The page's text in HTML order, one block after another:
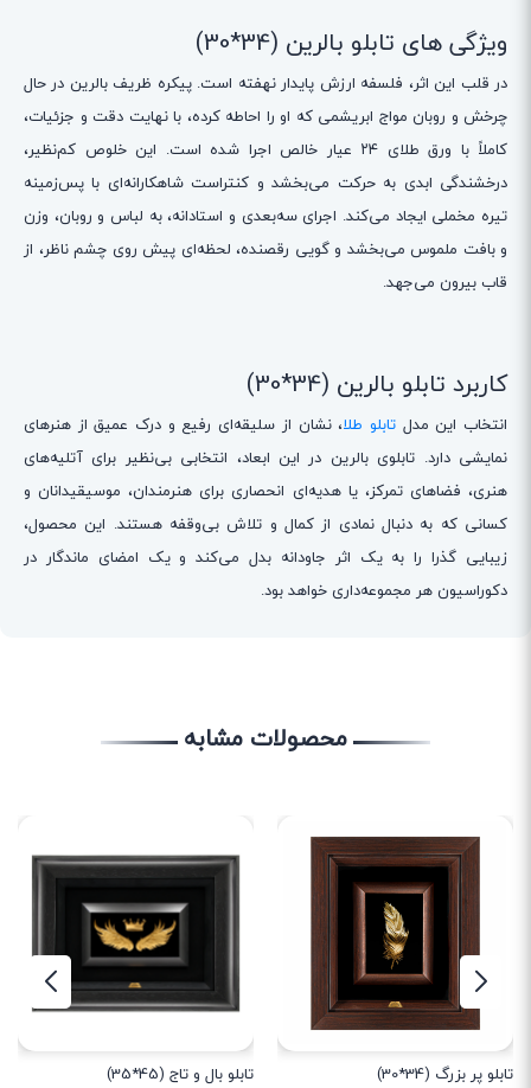
ویژگی های تابلو بالرین (34*30)
در قلب این اثر، فلسفه ارزش پایدار نهفته است. پیکره ظریف بالرین در حال
چرخش و روبان مواج ابریشمی که او را احاطه کرده، با نهایت دقت و جزئیات،
کاملاً با ورق طلای ۲۴ عیار خالص اجرا شده است. این خلوص کم‌نظیر،
درخشندگی ابدی به حرکت می‌بخشد و کنتراست شاهکارانه‌ای با پس‌زمینه
تیره مخملی ایجاد می‌کند. اجرای سه‌بعدی و استادانه، به لباس و روبان، وزن
و بافت ملموس می‌بخشد و گویی رقصنده، لحظه‌ای پیش روی چشم ناظر، از
قاب بیرون می‌جهد.
کاربرد تابلو بالرین (34*30)
انتخاب این مدلتابلو طلا، نشان از سلیقه‌ای رفیع و درک عمیق از هنرهای
نمایشی دارد. تابلوی بالرین در این ابعاد، انتخابی بی‌نظیر برای آتلیه‌های
هنری، فضاهای تمرکز، یا هدیه‌ای انحصاری برای هنرمندان، موسیقیدانان و
کسانی که به دنبال نمادی از کمال و تلاش بی‌وقفه هستند. این محصول،
زیبایی گذرا را به یک اثر جاودانه بدل می‌کند و یک امضای ماندگار در
دکوراسیون هر مجموعه‌داری خواهد بود.
محصولات مشابه
تابلو پر بزرگ (34*30) تابلو بال و تاج (45*35)